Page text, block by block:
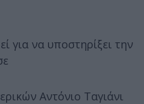
για να υποστηρίξει την
Αντόνιο Ταγιάνι